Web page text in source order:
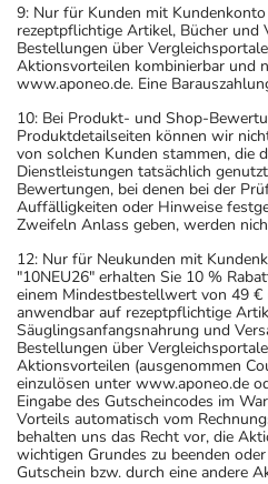
9: Nur für Kunden mit
rezeptpflichtige Artikel, Bücher und
Bestellungen über
Aktionsvorteilen kombinierbar und
www.aponeo.de. Eine
10: Bei Produkt- und Shop-
Produktdetailseiten können wir
von solchen Kunden stammen, die
Dienstleistungen tatsächlich
Bewertungen, bei denen bei der
Auffälligkeiten oder Hinweise
Zweifeln Anlass geben, werden
12: Nur für Neukunden mit
"10NEU26" erhalten Sie 10 %
einem Mindestbestellwert von 49
anwendbar auf rezeptpflichtige
Säuglingsanfangsnahrung und
Bestellungen über
Aktionsvorteilen (ausgenommen
einzulösen unter www.aponeo.de
Eingabe des Gutscheincodes im
Vorteils automatisch vom
behalten uns das Recht vor, die
wichtigen Grundes zu beenden
Gutschein bzw. durch eine andere